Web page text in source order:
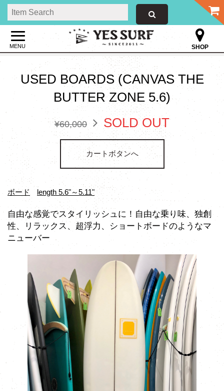
MENU SHOP
USED BOARDS (CANVAS THE
BUTTER ZONE 5.6)
¥60,000 SOLD OUT
カートボタンへ
ボード length 5.6"～5.11"
自由な感覚でスタイリッシュに！自由な乗り味、独創
性、リラックス、超浮力、ショートボードのようなマ
ニューバー